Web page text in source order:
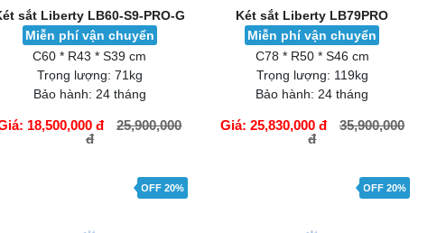
Két sắt Liberty LB60-S9-PRO-G
Miễn phí vận chuyển
C60 * R43 * S39 cm
Trọng lượng:
25,900,000
Két sắt Liberty LB79PRO
Miễn phí vận chuyển
C78 * R50 * S46 cm
Trọng lượng:
35,900,000